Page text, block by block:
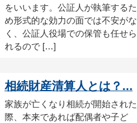
をいいます。公証人が執筆するた
め形式的な効力の面では不安がな
く、公証人役場での保管も任せら
れるので […]
相続財産清算人とは？...
家族が亡くなり相続が開始された
際、本来であれば配偶者や子ど